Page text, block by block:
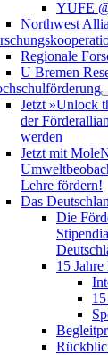
YUFE
Northwest
Regionale
U Bremen
Jetzt »Unlock
der
werden
Jetzt mit
Lehre fördern!
Das
Die
15